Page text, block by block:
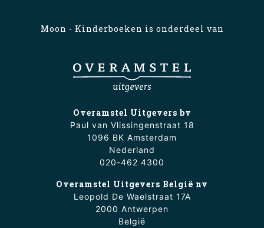
Moon - Kinderboeken is onderdeel van
Overamstel Uitgevers bv
Paul van Vlissingenstraat 18
1096 BK Amsterdam
Nederland
020-462 4300
Overamstel Uitgevers België nv
Leopold De Waelstraat 17A
2000 Antwerpen
België